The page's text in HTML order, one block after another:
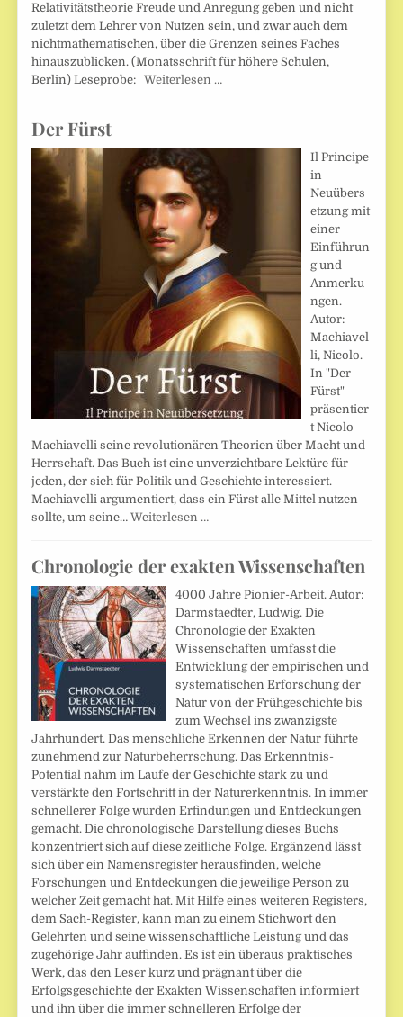
Relativitätstheorie Freude und Anregung geben und nicht
zuletzt dem Lehrer von Nutzen sein, und zwar auch dem
nichtmathematischen, über die Grenzen seines Faches
hinauszublicken. (Monatsschrift für höhere Schulen,
Berlin) Leseprobe:Weiterlesen …
Der Fürst
Il Principe
in
Neuübers
etzung mit
einer
Einführun
g und
Anmerku
ngen.
Autor:
Machiavel
li, Nicolo.
In "Der
Fürst"
präsentier
t Nicolo
Machiavelli seine revolutionären Theorien über Macht und
Herrschaft. Das Buch ist eine unverzichtbare Lektüre für
jeden, der sich für Politik und Geschichte interessiert.
Machiavelli argumentiert, dass ein Fürst alle Mittel nutzen
sollte, um seine…Weiterlesen …
Chronologie der exakten Wissenschaften
4000 Jahre Pionier-Arbeit. Autor:
Darmstaedter, Ludwig. Die
Chronologie der Exakten
Wissenschaften umfasst die
Entwicklung der empirischen und
systematischen Erforschung der
Natur von der Frühgeschichte bis
zum Wechsel ins zwanzigste
Jahrhundert. Das menschliche Erkennen der Natur führte
zunehmend zur Naturbeherrschung. Das Erkenntnis-
Potential nahm im Laufe der Geschichte stark zu und
verstärkte den Fortschritt in der Naturerkenntnis. In immer
schnellerer Folge wurden Erfindungen und Entdeckungen
gemacht. Die chronologische Darstellung dieses Buchs
konzentriert sich auf diese zeitliche Folge. Ergänzend lässt
sich über ein Namensregister herausfinden, welche
Forschungen und Entdeckungen die jeweilige Person zu
welcher Zeit gemacht hat. Mit Hilfe eines weiteren Registers,
dem Sach-Register, kann man zu einem Stichwort den
Gelehrten und seine wissenschaftliche Leistung und das
zugehörige Jahr auffinden. Es ist ein überaus praktisches
Werk, das den Leser kurz und prägnant über die
Erfolgsgeschichte der Exakten Wissenschaften informiert
und ihn über die immer schnelleren Erfolge der